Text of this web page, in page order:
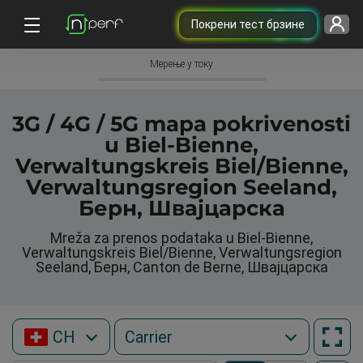
Покрени тест брзине
Мерење у току
3G / 4G / 5G mapa pokrivenosti
u Biel-Bienne,
Verwaltungskreis Biel/Bienne,
Verwaltungsregion Seeland,
Берн, Швајцарска
Mreža za prenos podataka u Biel-Bienne,
Verwaltungskreis Biel/Bienne, Verwaltungsregion
Seeland, Берн, Canton de Berne, Швајцарска
CH